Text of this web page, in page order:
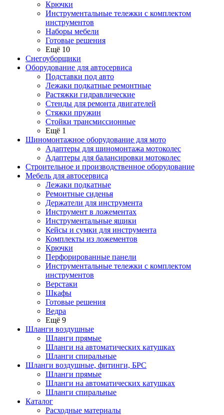
Крючки
Инструментальные тележки с комплектом
инструментов
Наборы мебели
Готовые решения
Ещё 10
Снегоуборщики
Оборудование для автосервиса
Подставки под авто
Лежаки подкатные ремонтные
Растяжки гидравлические
Стенды для ремонта двигателей
Стяжки пружин
Стойки трансмиссионные
Ещё 1
Шиномонтажное оборудование для мото
Адаптеры для шиномонтажа мотоколес
Адаптеры для балансировки мотоколес
Строительное и производственное оборудование
Мебель для автосервиса
Лежаки подкатные
Ремонтные сиденья
Держатели для инструмента
Инструмент в ложементах
Инструментальные ящики
Кейсы и сумки для инструмента
Комплекты из ложементов
Крючки
Перфорированные панели
Инструментальные тележки с комплектом
инструментов
Верстаки
Шкафы
Готовые решения
Ведра
Ещё 9
Шланги воздушные
Шланги прямые
Шланги на автоматических катушках
Шланги спиральные
Шланги воздушные, фитинги, БРС
Шланги прямые
Шланги на автоматических катушках
Шланги спиральные
Каталог
Расходные материалы